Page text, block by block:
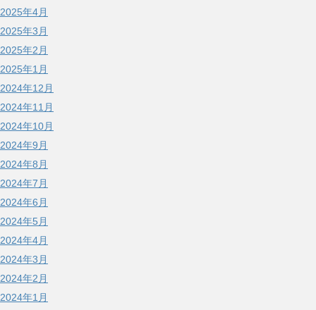
2025年4月
2025年3月
2025年2月
2025年1月
2024年12月
2024年11月
2024年10月
2024年9月
2024年8月
2024年7月
2024年6月
2024年5月
2024年4月
2024年3月
2024年2月
2024年1月